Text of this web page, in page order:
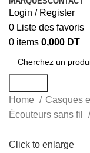
Login / Register
0 Liste des favoris
0 items 0,000 DT
Home
Casques
Écouteurs sans fil
Click to enlarge